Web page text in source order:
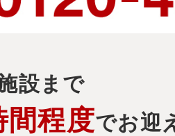
設まで
間程度でお迎